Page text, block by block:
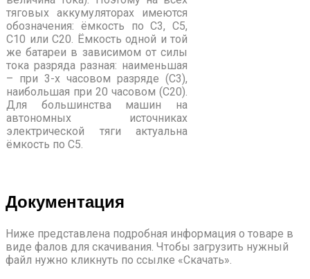
тяговых аккумуляторах имеются
обозначения: ёмкость по С3, С5,
С10 или С20. Ёмкость одной и той
же батареи в зависимом от силы
тока разряда разная: наименьшая
– при 3-х часовом разряде (С3),
наибольшая при 20 часовом (С20).
Для большинства машин на
автономных источниках
электрической тяги актуальна
ёмкость по С5.
Документация
Ниже представлена подробная информация о товаре в
виде фалов для скачивания. Чтобы загрузить нужный
файл нужно кликнуть по ссылке «Скачать».